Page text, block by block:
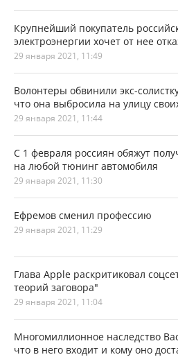
Крупнейший покупатель
электроэнергии хочет от нее
29 января 2021, 11:49
Волонтеры обвинили экс-
что она выбросила на улицу
29 января 2021, 11:44
С 1 февраля россиян обяжут
на любой тюнинг автомобиля
29 января 2021, 11:30
Ефремов сменил профессию
29 января 2021, 11:29
Глава Apple раскритиковал
теорий заговора"
29 января 2021, 11:04
Многомиллионное наследство
что в него входит и кому оно